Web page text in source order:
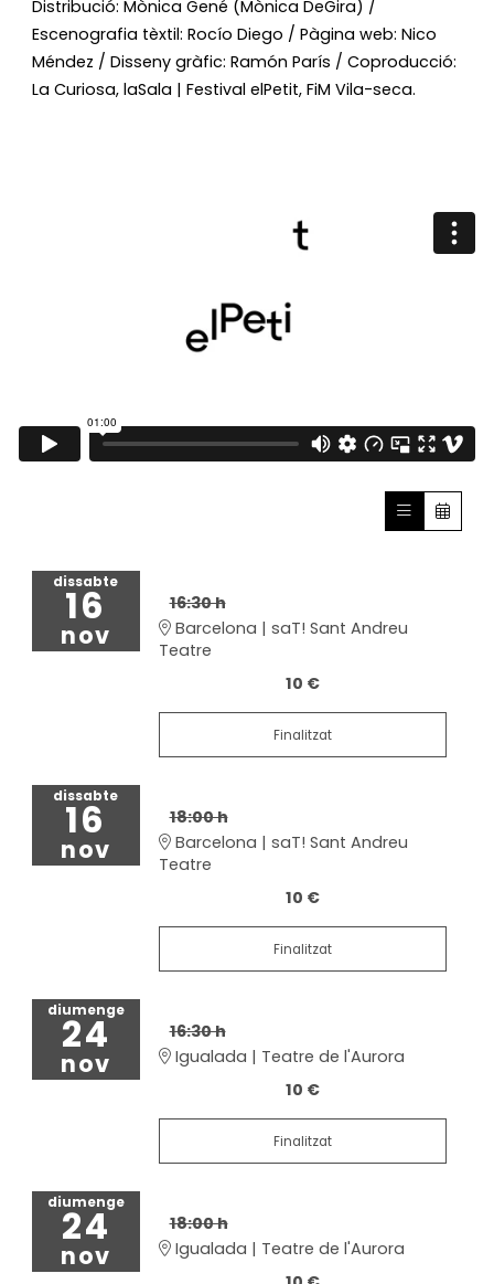
Escenografia tèxtil: Rocío Diego / Pàgina web: Nico
Méndez / Disseny gràfic: Ramón París / Coproducció:
La Curiosa, laSala | Festival elPetit, FiM Vila-seca.
dissabte
16
nov
16:30 h
Barcelona | saT! Sant Andreu
Teatre
10 €
Finalitzat
dissabte
16
nov
18:00 h
Barcelona | saT! Sant Andreu
Teatre
10 €
Finalitzat
diumenge
24
nov
16:30 h
Igualada | Teatre de l'Aurora
10 €
Finalitzat
diumenge
24
nov
18:00 h
Igualada | Teatre de l'Aurora